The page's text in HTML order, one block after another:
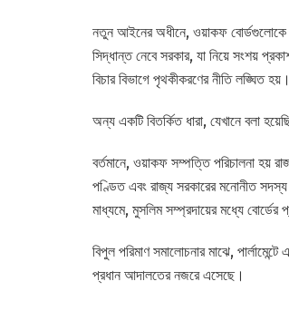
নতুন আইনের অধীনে, ওয়াকফ বোর্ডগুলোকে
সিদ্ধান্ত নেবে সরকার, যা নিয়ে সংশয়
বিচার বিভাগে পৃথকীকরণের নীতি লঙ্ঘিত হয়।
অন্য একটি বিতর্কিত ধারা, যেখানে বলা
বর্তমানে, ওয়াকফ সম্পত্তি পরিচালনা হয়
পণ্ডিত এবং রাজ্য সরকারের মনোনীত
মাধ্যমে, মুসলিম সম্প্রদায়ের মধ্যে বোর্ডের
বিপুল পরিমাণ সমালোচনার মাঝে,
প্রধান আদালতের নজরে এসেছে।